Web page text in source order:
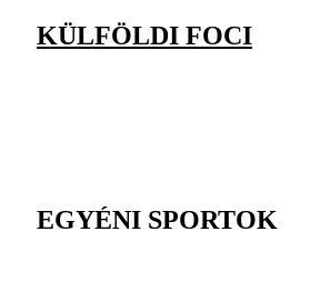
KÜLFÖLDI FOCI
EGYÉNI SPORTOK